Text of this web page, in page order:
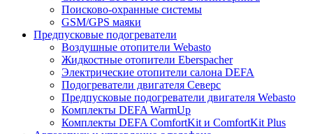
Поисково-охранные системы
GSM/GPS маяки
Предпусковые подогреватели
Воздушные отопители Webasto
Жидкостные отопители Eberspacher
Электрические отопители салона DEFA
Подогреватели двигателя Северс
Предпусковые подогреватели двигателя Webasto
Комплекты DEFA WarmUp
Комплекты DEFA ComfortKit и ComfortKit Plus